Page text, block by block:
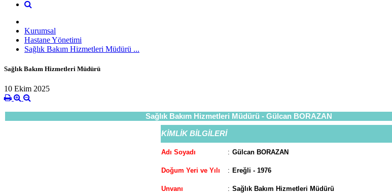
Kurumsal
Hastane Yönetimi
Sağlık Bakım Hizmetleri Müdürü ...
Sağlık Bakım Hizmetleri Müdürü
10 Ekim 2025
Sağlık Bakım Hizmetleri Müdürü - Gülcan BORAZAN
KİMLİK BİLGİLERİ
Adı Soyadı : Gülcan BORAZAN
Doğum Yeri ve Yılı : Ereğli - 1976
Unvanı : Sağlık Bakım Hizmetleri Müdürü